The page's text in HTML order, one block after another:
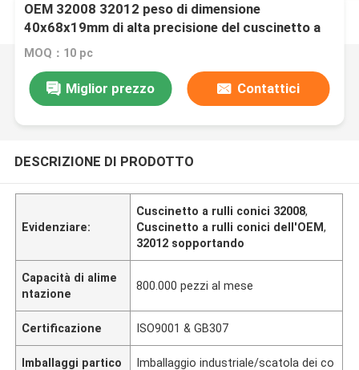
OEM 32008 32012 peso di dimensione
40x68x19mm di alta precisione del cuscinetto a
rulli conici 0,27 chilogrammi
MOQ：10 pc
Miglior prezzo Contattici
DESCRIZIONE DI PRODOTTO
Evidenziare:
Cuscinetto a rulli conici 32008,
Cuscinetto a rulli conici dell'OEM,
32012 sopportando
Capacità di alime
ntazione
800.000 pezzi al mese
Certificazione ISO9001 & GB307
Imballaggi partico
Imballaggio industriale/scatola dei co